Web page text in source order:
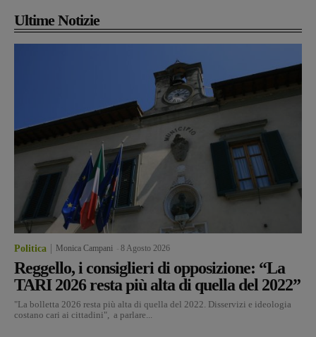
Ultime Notizie
Politica Monica Campani 8 Agosto 2026
Reggello, i consiglieri di opposizione: “La
TARI 2026 resta più alta di quella del 2022”
"La bolletta 2026 resta più alta di quella del 2022. Disservizi e ideologia
costano cari ai cittadini", a parlare...